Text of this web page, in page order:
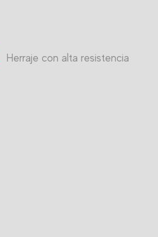
Herraje con alta resistencia